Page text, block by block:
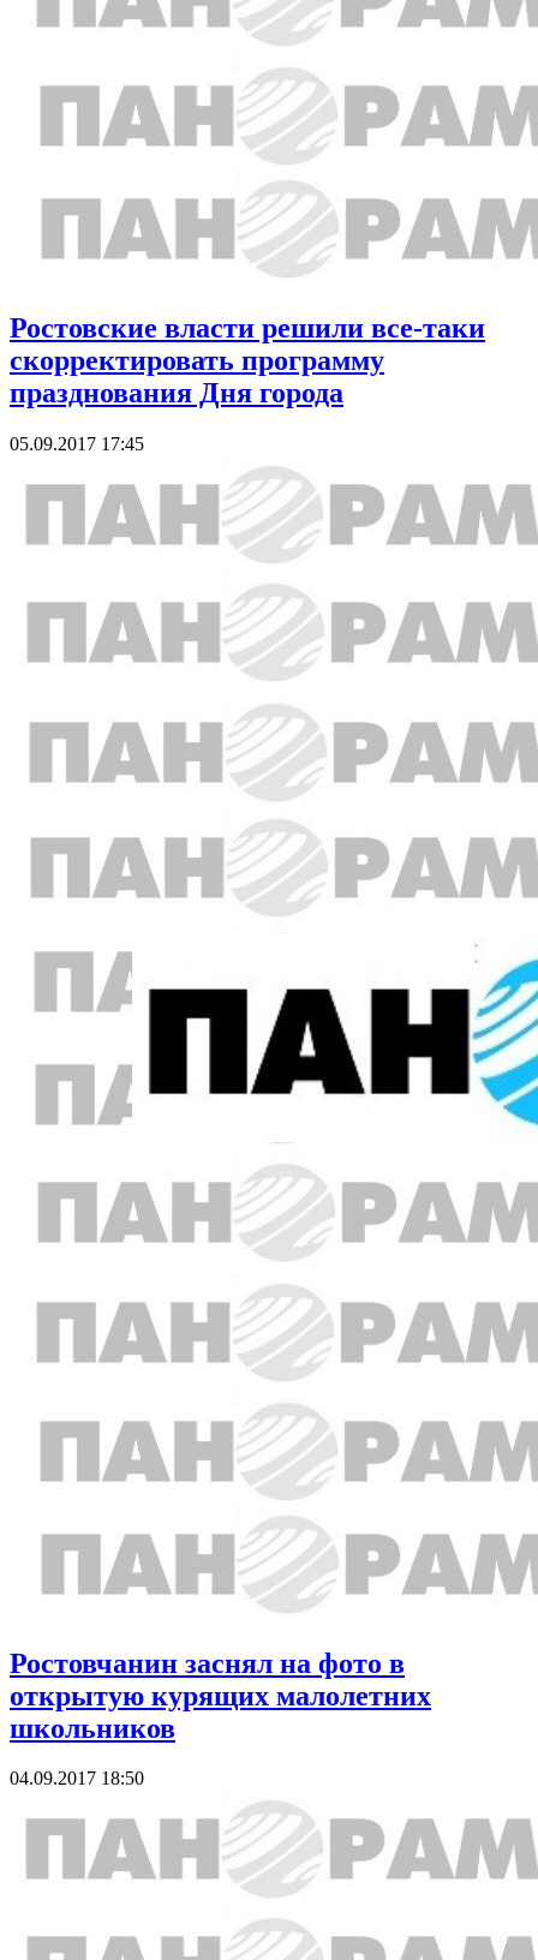
Ростовские власти решили все-таки
скорректировать программу
празднования Дня города
05.09.2017 17:45
Ростовчанин заснял на фото в
открытую курящих малолетних
школьников
04.09.2017 18:50